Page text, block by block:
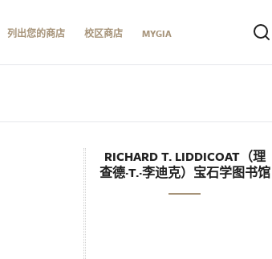
列出您的商店 校区商店 MYGIA
RICHARD T. LIDDICOAT（理
查德·T.·李迪克）宝石学图书馆